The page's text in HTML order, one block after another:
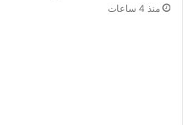
منذ 4 ساعات